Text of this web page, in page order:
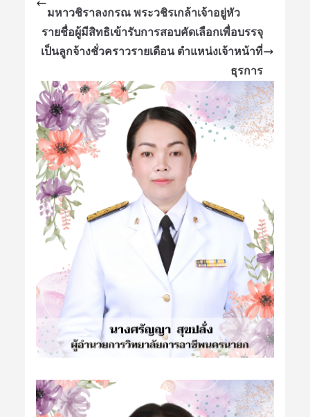
มหาวชิราลงกรณ พระวชิรเกล้าเจ้าอยู่หัว
รายชื่อผู้มีสิทธิเข้ารับการสอบคัดเลือกเพื่อบรรจุ
เป็นลูกจ้างชั่วคราวรายเดือน ตำแหน่งเจ้าหน้าที่
ธุรการ